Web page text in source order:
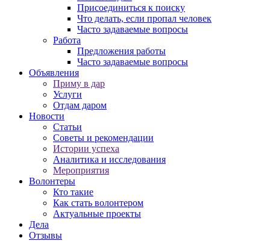
Присоединиться к поиску
Что делать, если пропал человек
Часто задаваемые вопросы
Работа
Предложения работы
Часто задаваемые вопросы
Объявления
Приму в дар
Услуги
Отдам даром
Новости
Статьи
Советы и рекомендации
Истории успеха
Аналитика и исследования
Мероприятия
Волонтеры
Кто такие
Как стать волонтером
Актуальные проекты
Дела
Отзывы